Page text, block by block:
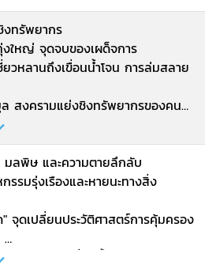
พันธุ์กับชะตากรรมสัตว์ป่าไทย
ยู่กับป่าได้หรือไม่.
งทรัพยากร
ใหญ่ จุดจบของเผด็จการ
ยวหลานถึงเขื่อนน้ำโจน การล่มสลาย
สงครามแย่งชิงทรัพยากรของคน
โขง กับการแย่งชิงน้ำระหว่าง
มลพิษ และความตายลึกลับ
รรมรุ่งเรืองและหายนะทางสิ่ง
จุดเปลี่ยนประวัติศาสตร์การคุ้มครอง
ลัม ความตายที่คลิตี้กับคดีเหมือง